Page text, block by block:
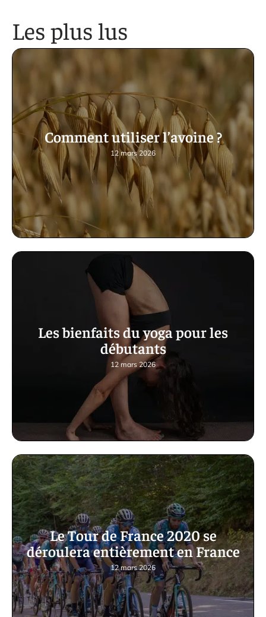
Les plus lus
Comment utiliser l’avoine ?
12 mars 2026
Les bienfaits du yoga pour les
débutants
12 mars 2026
Le Tour de France 2020 se
déroulera entièrement en France
12 mars 2026